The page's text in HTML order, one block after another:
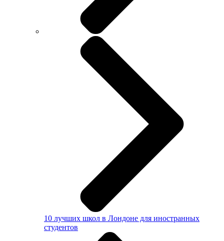
10 лучших школ в Лондоне для иностранных
студентов